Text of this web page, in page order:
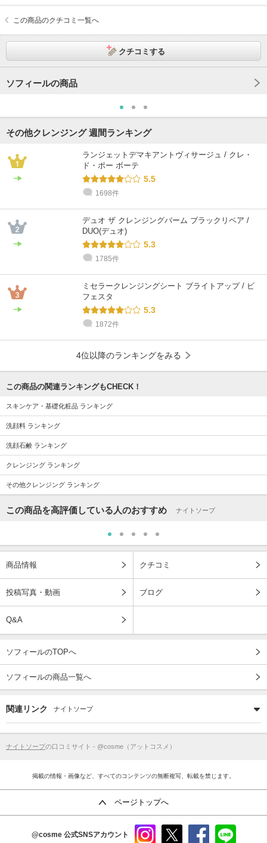
この商品のクチコミ一覧へ
クチコミする
ソフィールの商品
その他クレンジング 週間ランキング
ランジェットデマキアントヴィサージュ / クレ・
ド・ポー ボーテ
5.5
1698件
デュオ ザ クレンジングバーム ブラックリペア /
DUO(デュオ)
5.3
1785件
ミセラークレンジングシート ブライトアップ / ビ
フェスタ
5.3
1872件
4位以降のランキングをみる
この商品の関連ランキングもCHECK！
スキンケア・基礎化粧品 ランキング
洗顔料 ランキング
洗顔石鹸 ランキング
クレンジング ランキング
その他クレンジング ランキング
この商品を高評価している人のおすすめ ナイトソープ
商品情報 クチコミ
投稿写真・動画 ブログ
Q&A
ソフィールのTOPへ
ソフィールの商品一覧へ
関連リンク ナイトソープ
ナイトソープの口コミサイト - @cosme（アットコスメ）
掲載の情報・画像など、すべてのコンテンツの無断複写、転載を禁じます。
ページトップへ
@cosme 公式SNSアカウント